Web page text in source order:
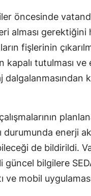
öncesinde
alması gerektiğini
fişlerinin
kapalı tutulması
dalgalanmasından
enerji
de bildirildi.
bilgilere
ve mobil